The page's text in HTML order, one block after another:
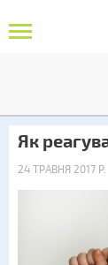
Як
24 ТРАВНЯ 2017 Р.